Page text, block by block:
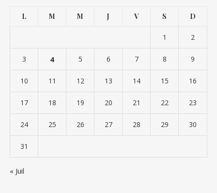
L M M J V S D
1 2
3 4 5 6 7 8 9
10 11 12 13 14 15 16
17 18 19 20 21 22 23
24 25 26 27 28 29 30
31
« Juil